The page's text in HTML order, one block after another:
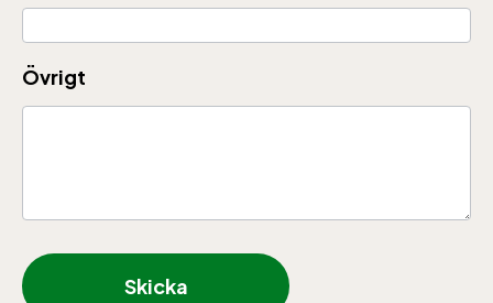
Övrigt
Skicka
jan-mars vardagar 10-15, helger 10-16, april